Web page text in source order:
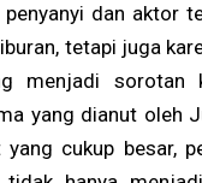
dan aktor
tetapi juga
menjadi sorotan
yang dianut oleh
cukup besar,